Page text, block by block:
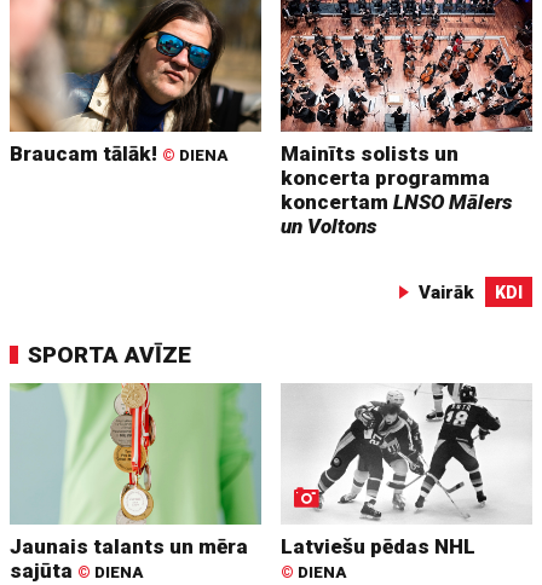
Braucam tālāk! © DIENA
Mainīts solists un
koncerta programma
koncertamLNSO Mālers
un Voltons
Vairāk KDI
SPORTA AVĪZE
Jaunais talants un mēra
sajūta © DIENA
Latviešu pēdas NHL
© DIENA